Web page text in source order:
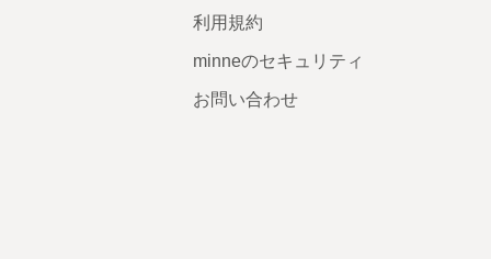
利用規約
minneのセキュリティ
お問い合わせ